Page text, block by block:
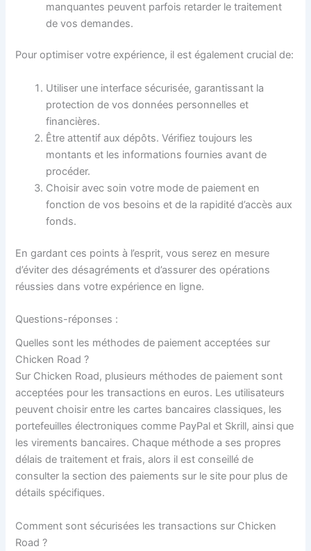
manquantes peuvent parfois retarder le traitement
de vos demandes.
Pour optimiser votre expérience, il est également crucial de:
Utiliser une interface sécurisée, garantissant la
protection de vos données personnelles et
financières.
Être attentif aux dépôts. Vérifiez toujours les
montants et les informations fournies avant de
procéder.
Choisir avec soin votre mode de paiement en
fonction de vos besoins et de la rapidité d’accès aux
fonds.
En gardant ces points à l’esprit, vous serez en mesure
d’éviter des désagréments et d’assurer des opérations
réussies dans votre expérience en ligne.
Questions-réponses :
Quelles sont les méthodes de paiement acceptées sur
Chicken Road ?
Sur Chicken Road, plusieurs méthodes de paiement sont
acceptées pour les transactions en euros. Les utilisateurs
peuvent choisir entre les cartes bancaires classiques, les
portefeuilles électroniques comme PayPal et Skrill, ainsi que
les virements bancaires. Chaque méthode a ses propres
délais de traitement et frais, alors il est conseillé de
consulter la section des paiements sur le site pour plus de
détails spécifiques.
Comment sont sécurisées les transactions sur Chicken
Road ?